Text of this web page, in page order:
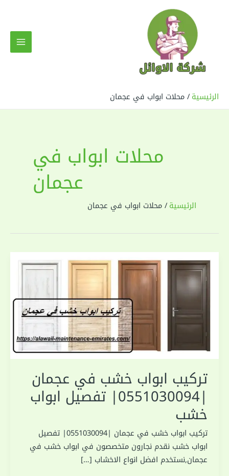
الرئيسية محلات ابواب في عجمان
محلات ابواب في
عجمان
الرئيسية محلات ابواب في عجمان
تركيب ابواب خشب في عجمان
|0551030094| تفصيل ابواب
خشب
تركيب ابواب خشب في عجمان |0551030094| تفصيل
ابواب خشب نقدم نجارون متخصصون في ابواب خشب في
عجمان,نستخدم افضل انواع الاخشاب […]